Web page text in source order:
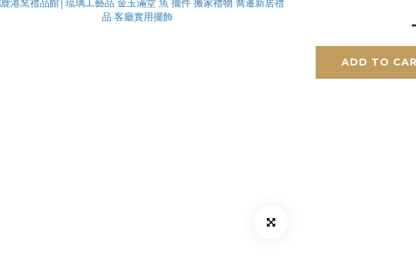
ADD TO